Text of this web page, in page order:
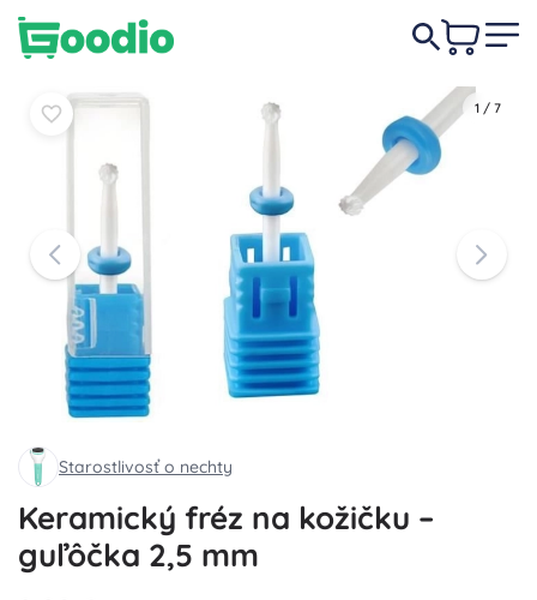
1 / 7
Starostlivosť o nechty
Keramický fréz na kožičku –
guľôčka 2,5 mm
2,90 € Do košíka